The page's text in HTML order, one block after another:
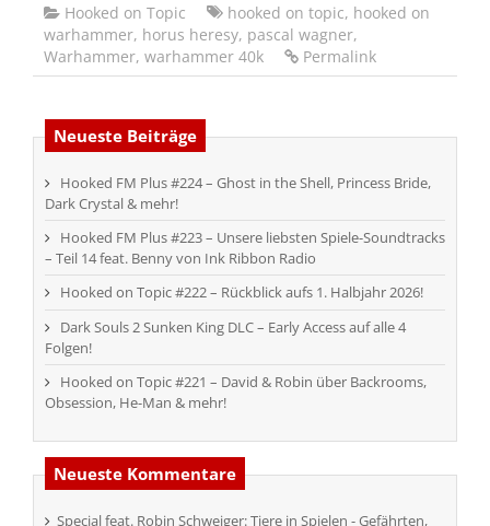
Hooked on Topic hooked on topic, hooked on
warhammer, horus heresy, pascal wagner,
Warhammer, warhammer 40k Permalink
Neueste Beiträge
Hooked FM Plus #224 – Ghost in the Shell, Princess Bride,
Dark Crystal & mehr!
Hooked FM Plus #223 – Unsere liebsten Spiele-Soundtracks
– Teil 14 feat. Benny von Ink Ribbon Radio
Hooked on Topic #222 – Rückblick aufs 1. Halbjahr 2026!
Dark Souls 2 Sunken King DLC – Early Access auf alle 4
Folgen!
Hooked on Topic #221 – David & Robin über Backrooms,
Obsession, He-Man & mehr!
Neueste Kommentare
Special feat. Robin Schweiger: Tiere in Spielen - Gefährten,